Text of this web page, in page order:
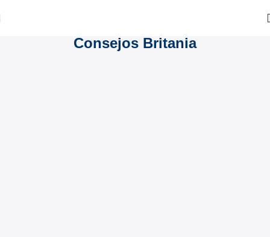
Consejos Britania